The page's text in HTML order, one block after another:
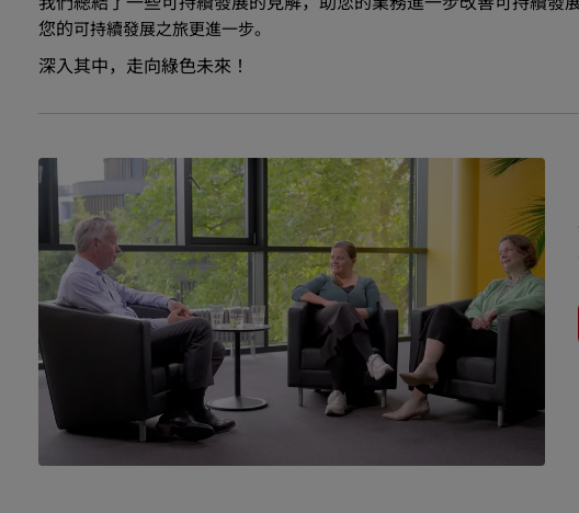
您的可持續發展之旅更進一步。
深入其中，走向綠色未來！